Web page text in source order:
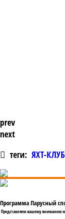
prev
next
теги: ЯХТ-
Программа Парусный
Представляем вашему вниманию